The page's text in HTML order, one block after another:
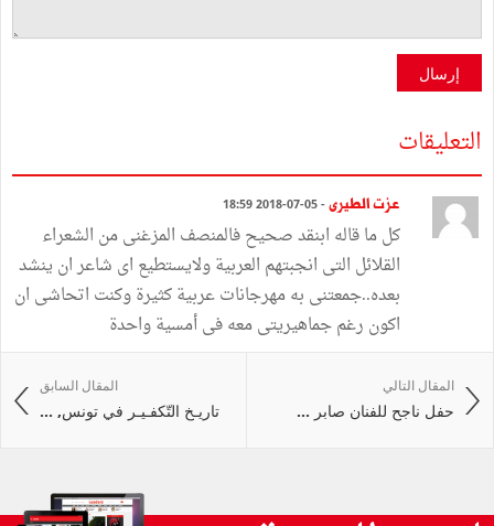
إرسال
التعليقات
عزت الطيرى - 05-07-2018 18:59
كل ما قاله ابنقد صحيح فالمنصف المزغنى من الشعراء
القلائل التى انجبتهم العربية ولايستطيع اى شاعر ان ينشد
بعده..جمعتنى به مهرجانات عربية كثيرة وكنت اتحاشى ان
اكون رغم جماهيريتى معه فى أمسية واحدة
المقال السابق
تاريـخ التّكفـيـر في تونس, ...
المقال التالي
حفل ناجح للفنان صابر ...